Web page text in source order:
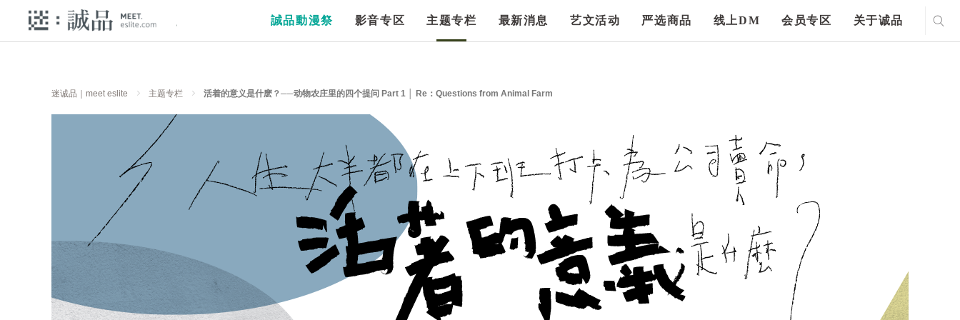
誠品動漫祭 影音专区 主题专栏 最新消息 艺文活动 严选商品 线上DM 会员专区 关于诚品
迷诚品｜meet eslite 主题专栏 活着的意义是什麽？──动物农庄里的四个提问 Part 1 │ Re：Questions from Animal Farm